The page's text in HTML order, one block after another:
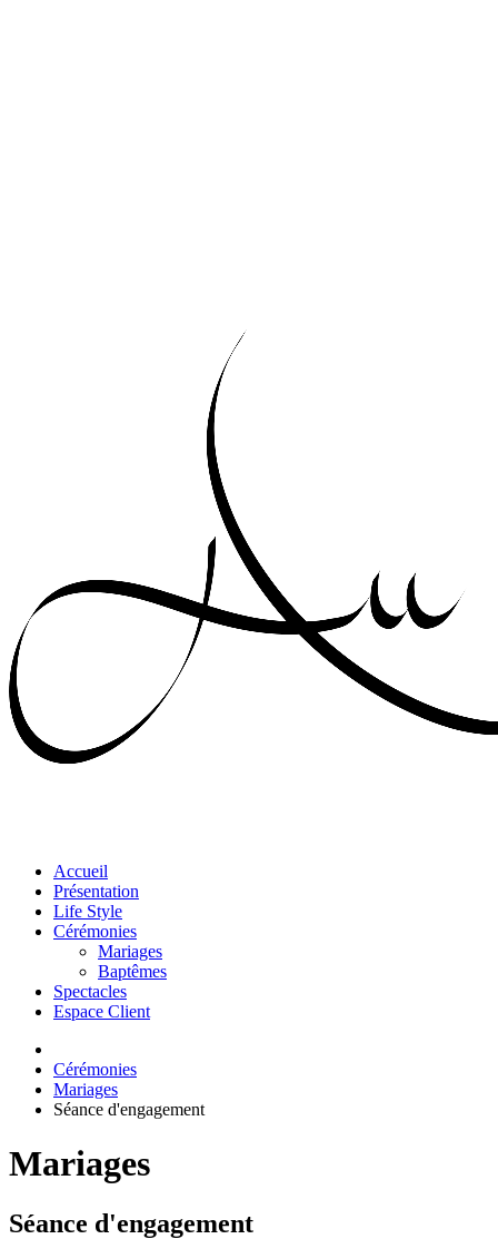
Accueil
Présentation
Life Style
Cérémonies
Mariages
Baptêmes
Spectacles
Espace Client
Cérémonies
Mariages
Séance d'engagement
Mariages
Séance d'engagement